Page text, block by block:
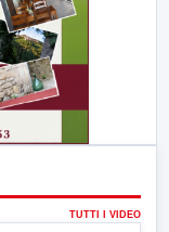
TUTTI I VIDEO